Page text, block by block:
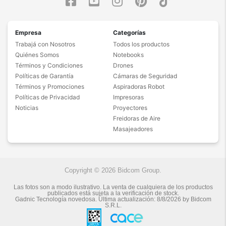
Empresa
Trabajá con Nosotros
Quiénes Somos
Términos y Condiciones
Políticas de Garantía
Términos y Promociones
Políticas de Privacidad
Noticias
Categorías
Todos los productos
Notebooks
Drones
Cámaras de Seguridad
Aspiradoras Robot
Impresoras
Proyectores
Freidoras de Aire
Masajeadores
Copyright © 2026 Bidcom Group.
Las fotos son a modo ilustrativo. La venta de cualquiera de los productos
publicados está sujeta a la verificación de stock.
Gadnic Tecnología novedosa. Última actualización: 8/8/2026 by Bidcom
S.R.L.